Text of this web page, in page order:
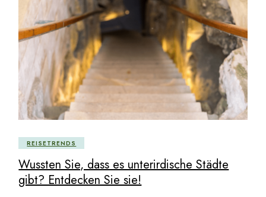
REISETRENDS
Wussten Sie, dass es unterirdische Städte
gibt? Entdecken Sie sie!